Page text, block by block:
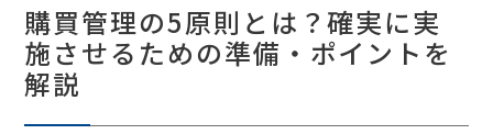
連携サプライヤ
購買管理の5原則とは？確実に実
施させるための準備・ポイントを
解説